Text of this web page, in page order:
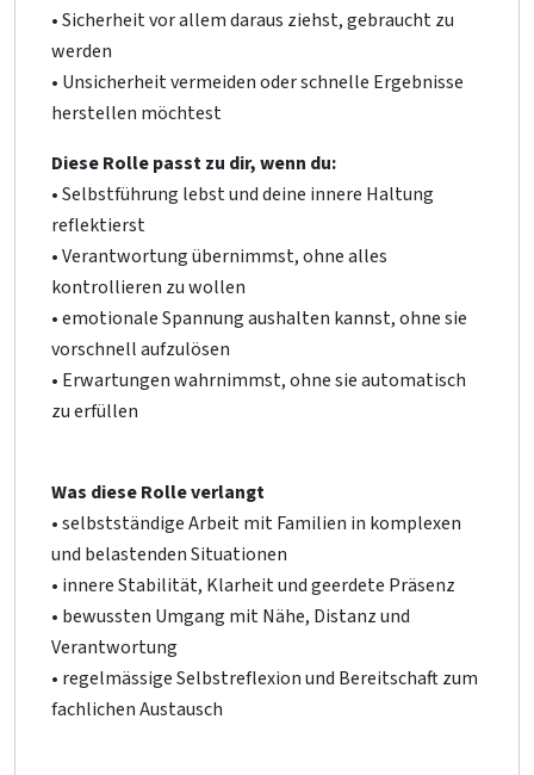
• Sicherheit vor allem daraus ziehst, gebraucht zu
werden
• Unsicherheit vermeiden oder schnelle Ergebnisse
herstellen möchtest
Diese Rolle passt zu dir, wenn du:
• Selbstführung lebst und deine innere Haltung
reflektierst
• Verantwortung übernimmst, ohne alles
kontrollieren zu wollen
• emotionale Spannung aushalten kannst, ohne sie
vorschnell aufzulösen
• Erwartungen wahrnimmst, ohne sie automatisch
zu erfüllen
Was diese Rolle verlangt
• selbstständige Arbeit mit Familien in komplexen
und belastenden Situationen
• innere Stabilität, Klarheit und geerdete Präsenz
• bewussten Umgang mit Nähe, Distanz und
Verantwortung
• regelmässige Selbstreflexion und Bereitschaft zum
fachlichen Austausch